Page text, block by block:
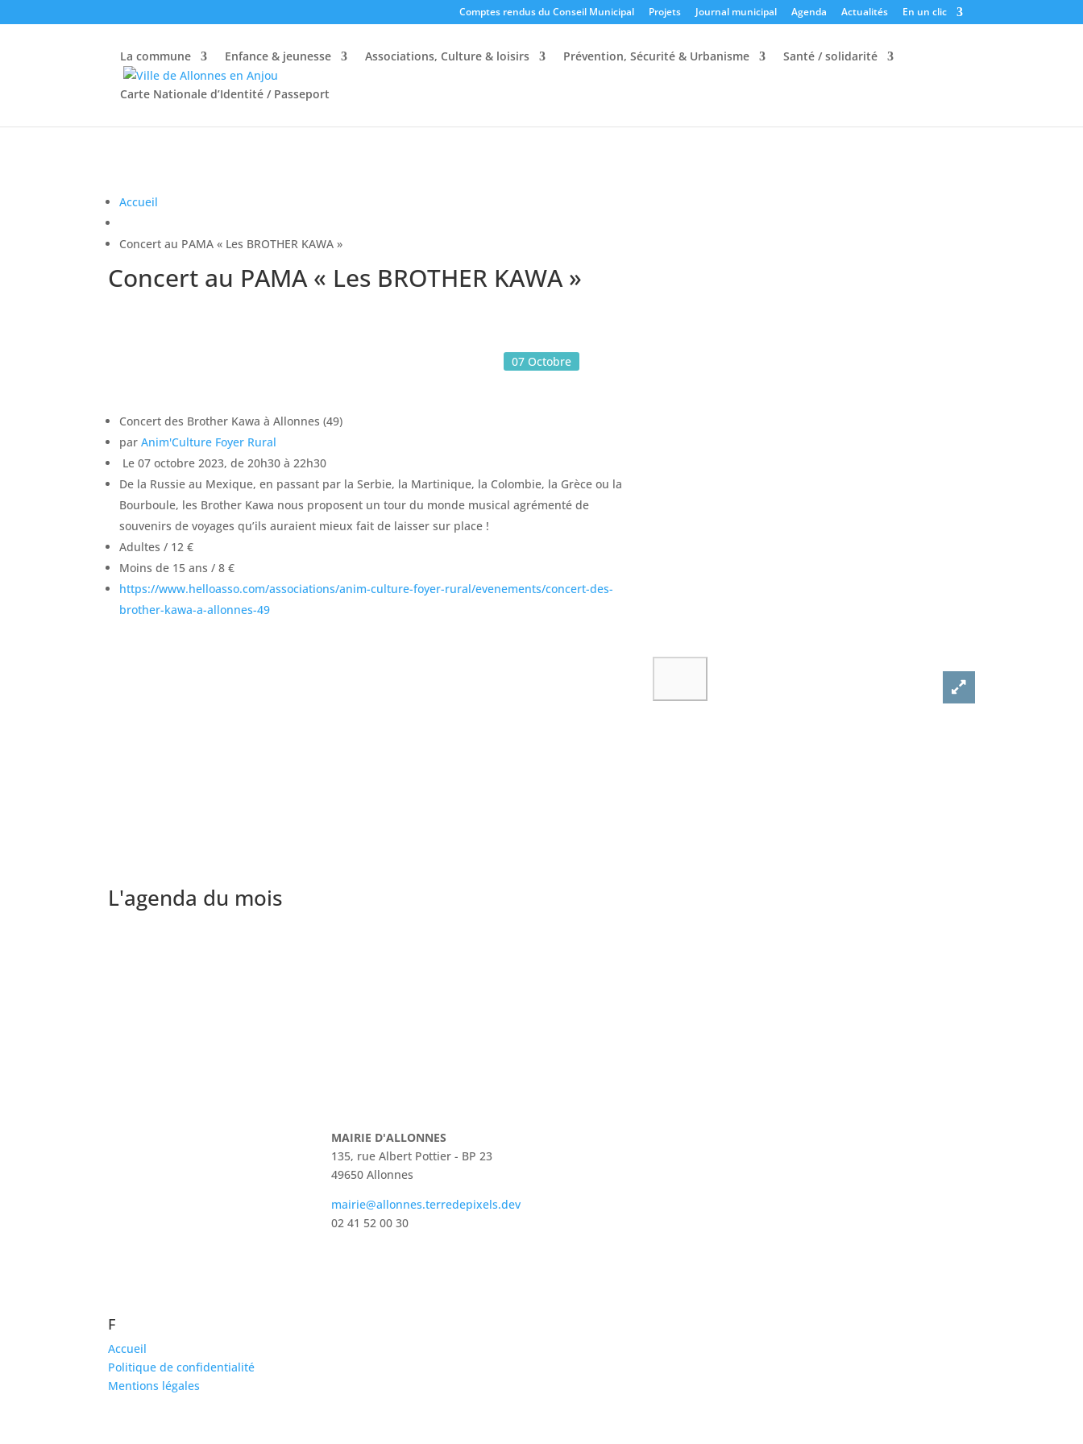
Comptes rendus du Conseil Municipal Projets Journal municipal Agenda Actualités En un clic
La commune Enfance & jeunesse Associations, Culture & loisirs Prévention, Sécurité & Urbanisme Santé / solidarité
Carte Nationale d’Identité / Passeport
Accueil
Concert au PAMA « Les BROTHER KAWA »
Concert au PAMA « Les BROTHER KAWA »
07 Octobre
Concert des Brother Kawa à Allonnes (49)
parAnim'Culture Foyer Rural
Le 07 octobre 2023, de 20h30 à 22h30
De la Russie au Mexique, en passant par la Serbie, la Martinique, la Colombie, la Grèce ou la
Bourboule, les Brother Kawa nous proposent un tour du monde musical agrémenté de
souvenirs de voyages qu’ils auraient mieux fait de laisser sur place !
Adultes / 12 €
Moins de 15 ans / 8 €
https://www.helloasso.com/associations/anim-culture-foyer-rural/evenements/concert-des-
brother-kawa-a-allonnes-49
L'agenda du mois
MAIRIE D'ALLONNES
135, rue Albert Pottier - BP 23
49650 Allonnes
mairie@allonnes.terredepixels.dev
02 41 52 00 30
F
Accueil
Politique de confidentialité
Mentions légales